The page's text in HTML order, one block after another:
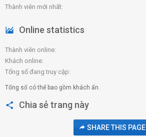
Thành viên mới nhất
Online statistics
Thành viên online
Khách online
Tổng số đang truy cập
Tổng số có thể bao gồm khách ẩn.
Chia sẻ trang này
SHARE THIS PAGE